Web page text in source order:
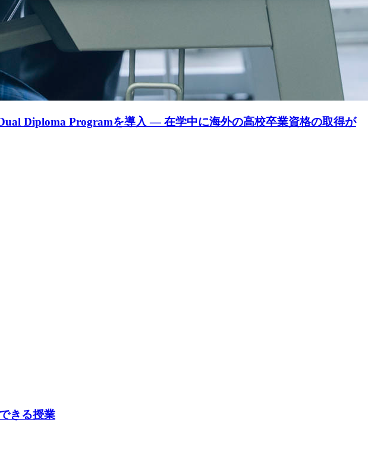
Diploma Programを導入 — 在学中に海外の高校卒業資格の取得が
きる授業